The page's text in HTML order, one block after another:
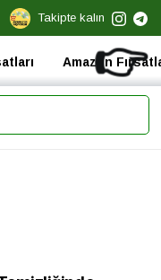
Takipte kalın
👉
Amazon